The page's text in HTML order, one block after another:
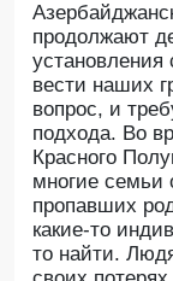
продолжают
вести наших
вопрос, и
подхода. Во
Красного
многие семьи
пропавших
какие-то
то найти.